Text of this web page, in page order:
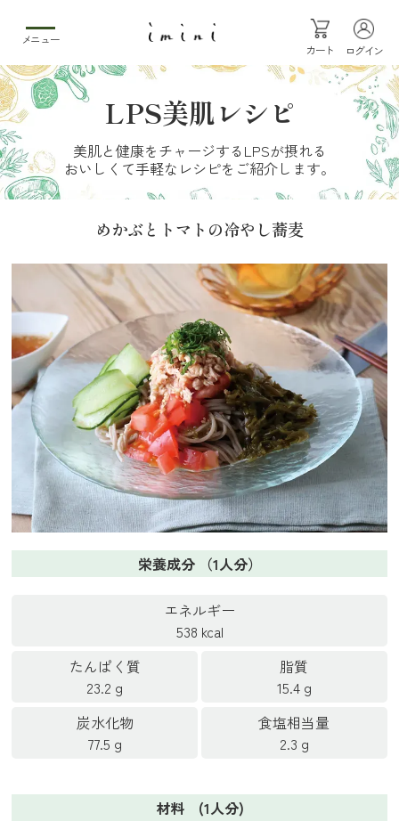
メニュー
カート ログイン
LPS美肌レシピ
美肌と健康をチャージするLPSが摂れる
おいしくて手軽なレシピをご紹介します。
めかぶとトマトの冷やし蕎麦
栄養成分 （1人分）
エネルギー
538 kcal
たんぱく質
23.2 g
脂質
15.4 g
炭水化物
77.5 g
食塩相当量
2.3 g
材料 (1人分)